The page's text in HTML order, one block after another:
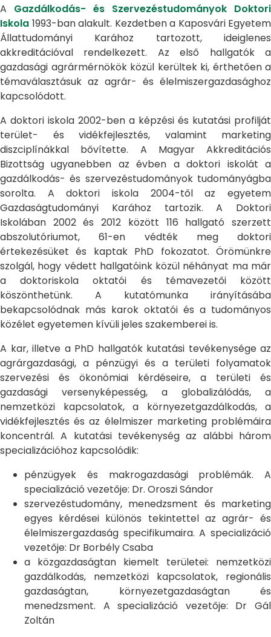
A Gazdálkodás- és Szervezéstudományok Doktori
Iskola 1993-ban alakult. Kezdetben a Kaposvári Egyetem
Állattudományi Karához tartozott, ideiglenes
akkreditációval rendelkezett. Az első hallgatók a
gazdasági agrármérnökök közül kerültek ki, érthetően a
témaválasztásuk az agrár- és élelmiszergazdasághoz
kapcsolódott.
A doktori iskola 2002-ben a képzési és kutatási profilját
terület- és vidékfejlesztés, valamint marketing
diszciplínákkal bővítette. A Magyar Akkreditációs
Bizottság ugyanebben az évben a doktori iskolát a
gazdálkodás- és szervezéstudományok tudományágba
sorolta. A doktori iskola 2004-től az egyetem
Gazdaságtudományi Karához tartozik. A Doktori
Iskolában 2002 és 2012 között 116 hallgató szerzett
abszolutóriumot, 61-en védték meg doktori
értekezésüket és kaptak PhD fokozatot. Örömünkre
szolgál, hogy védett hallgatóink közül néhányat ma már
a doktoriskola oktatói és témavezetői között
köszönthetünk. A kutatómunka irányításába
bekapcsolódnak más karok oktatói és a tudományos
közélet egyetemen kívüli jeles szakemberei is.
A kar, illetve a PhD hallgatók kutatási tevékenysége az
agrárgazdasági, a pénzügyi és a területi folyamatok
szervezési és ökonómiai kérdéseire, a területi és
gazdasági versenyképesség, a globalizálódás, a
nemzetközi kapcsolatok, a környezetgazdálkodás, a
vidékfejlesztés és az élelmiszer marketing problémáira
koncentrál. A kutatási tevékenység az alábbi három
specializációhoz kapcsolódik:
pénzügyek és makrogazdasági problémák. A
specializáció vezetője: Dr. Oroszi Sándor
szervezéstudomány, menedzsment és marketing
egyes kérdései különös tekintettel az agrár- és
élelmiszergazdaság specifikumaira. A specializáció
vezetője: Dr Borbély Csaba
a közgazdaságtan kiemelt területei: nemzetközi
gazdálkodás, nemzetközi kapcsolatok, regionális
gazdaságtan, környezetgazdaságtan és
menedzsment. A specializáció vezetője: Dr Gál
Zoltán